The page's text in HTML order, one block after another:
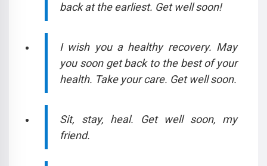
back at the earliest. Get well soon!
I wish you a healthy recovery. May
you soon get back to the best of your
health. Take your care. Get well soon.
Sit, stay, heal. Get well soon, my
friend.